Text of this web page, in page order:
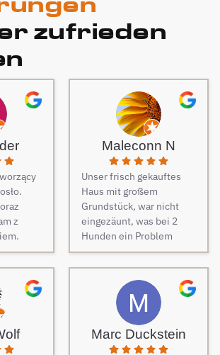
zufrieden
z
Maleconn N
Unser frisch gekauftes
Haus mit großem
Grundstück, war nicht
eingezäunt, was bei 2
Hunden ein Problem
darstellt. Daher musste
dringend und schnell ein
Zaun her. Auf Empfehlung
von Freunden haben wir
unseren Zaun bei Berg
Zäune beauftragt und es
keine Sekunde bereut.
Marc Duckstein